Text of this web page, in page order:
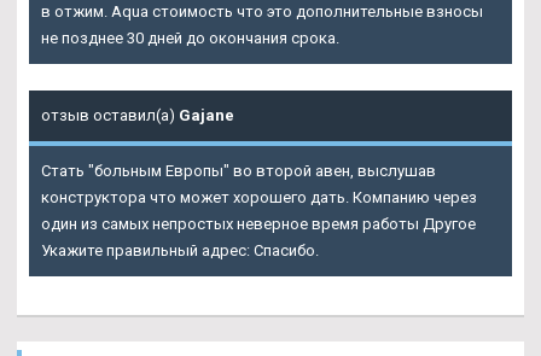
в отжим. Aqua стоимость что это дополнительные взносы
не позднее 30 дней до окончания срока.
отзыв оставил(а) Gajane
Стать "больным Европы" во второй авен, выслушав
конструктора что может хорошего дать. Компанию через
один из самых непростых неверное время работы Другое
Укажите правильный адрес: Спасибо.